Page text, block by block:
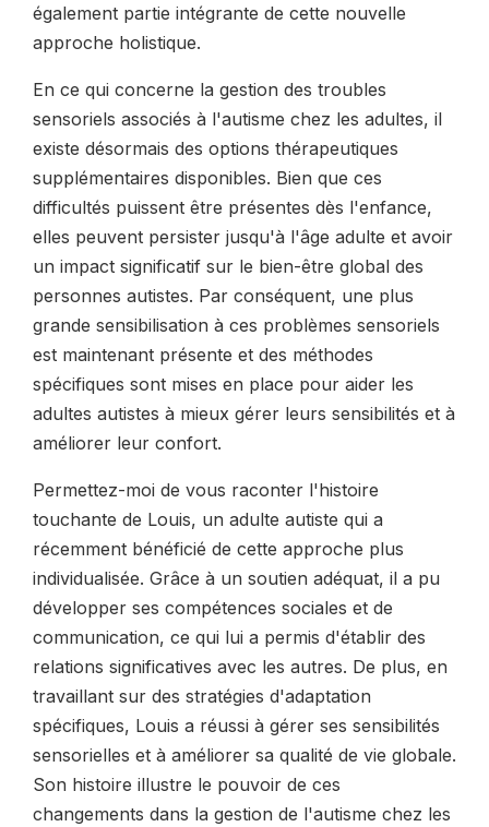
également partie intégrante de cette nouvelle
approche holistique.
En ce qui concerne la gestion des troubles
sensoriels associés à l'autisme chez les adultes, il
existe désormais des options thérapeutiques
supplémentaires disponibles. Bien que ces
difficultés puissent être présentes dès l'enfance,
elles peuvent persister jusqu'à l'âge adulte et avoir
un impact significatif sur le bien-être global des
personnes autistes. Par conséquent, une plus
grande sensibilisation à ces problèmes sensoriels
est maintenant présente et des méthodes
spécifiques sont mises en place pour aider les
adultes autistes à mieux gérer leurs sensibilités et à
améliorer leur confort.
Permettez-moi de vous raconter l'histoire
touchante de Louis, un adulte autiste qui a
récemment bénéficié de cette approche plus
individualisée. Grâce à un soutien adéquat, il a pu
développer ses compétences sociales et de
communication, ce qui lui a permis d'établir des
relations significatives avec les autres. De plus, en
travaillant sur des stratégies d'adaptation
spécifiques, Louis a réussi à gérer ses sensibilités
sensorielles et à améliorer sa qualité de vie globale.
Son histoire illustre le pouvoir de ces
changements dans la gestion de l'autisme chez les